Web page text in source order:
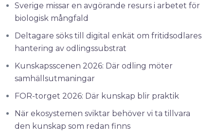
Sverige missar en avgörande resurs i arbetet för
biologisk mångfald
Deltagare söks till digital enkät om fritidsodlares
hantering av odlingssubstrat
Kunskapsscenen 2026: Där odling möter
samhällsutmaningar
FOR-torget 2026: Där kunskap blir praktik
När ekosystemen sviktar behöver vi ta tillvara
den kunskap som redan finns